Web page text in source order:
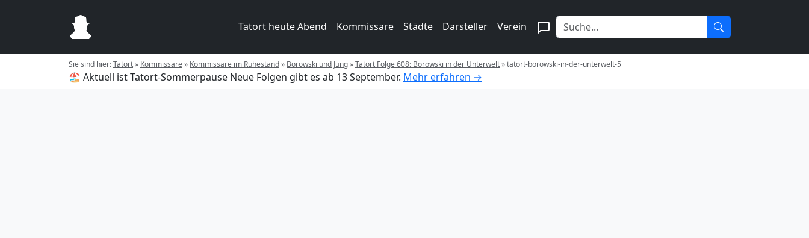
Tatort heute Abend Kommissare Städte Darsteller Verein
Sie sind hier:Tatort» Kommissare» Kommissare im Ruhestand» Borowski und Jung»Tatort Folge 608: Borowski in der Unterwelt»tatort-borowski-in-der-unterwelt-5
🏖️ Aktuell ist Tatort-Sommerpause Neue Folgen gibt es ab 13 September. Mehr erfahren →